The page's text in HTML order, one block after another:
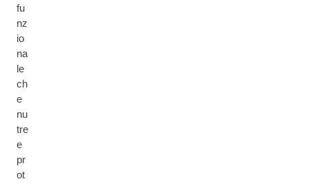
fu
nz
io
na
le
ch
e
nu
tre
e
pr
ot